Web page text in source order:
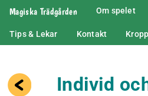
Magiska Trädgården Om spelet
Tips & Lekar Kontakt
Individ